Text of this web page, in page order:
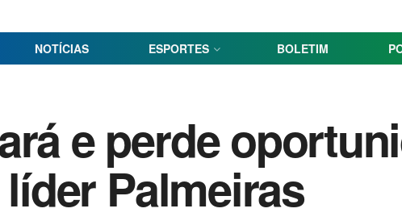
NOTÍCIAS ESPORTES BOLETIM
e perde
Palmeiras